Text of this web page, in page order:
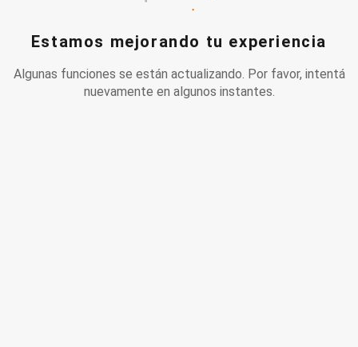
Estamos mejorando tu experiencia
Algunas funciones se están actualizando. Por favor, intentá
nuevamente en algunos instantes.